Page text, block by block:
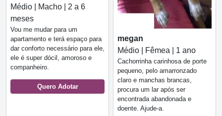
Médio | Macho | 2 a 6
meses
Vou me mudar para um
apartamento e terá espaço para
dar conforto necessário para ele,
ele é super dócil, amoroso e
companheiro.
Quero Adotar
megan
Médio | Fêmea | 1 ano
Cachorrinha carinhosa de porte
pequeno, pelo amarronzado
claro e manchas brancas,
procura um lar após ser
encontrada abandonada e
doente. Ajude-a.